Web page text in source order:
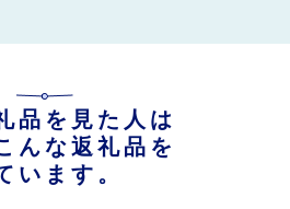
品を見た人は
んな返礼品を
います。